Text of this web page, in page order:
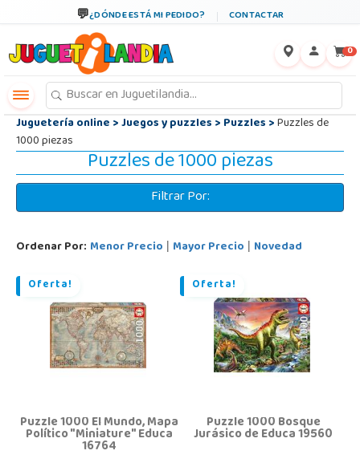
¿DÓNDE ESTÁ MI PEDIDO? CONTACTAR
0
Juguetería online>Juegos y puzzles>Puzzles>Puzzles de
1000 piezas
Puzzles de 1000 piezas
Filtrar Por:
Ordenar Por: Menor Precio | Mayor Precio | Novedad
Oferta!
Puzzle 1000 El Mundo, Mapa
Político "Miniature" Educa
16764
Oferta!
Puzzle 1000 Bosque
Jurásico de Educa 19560